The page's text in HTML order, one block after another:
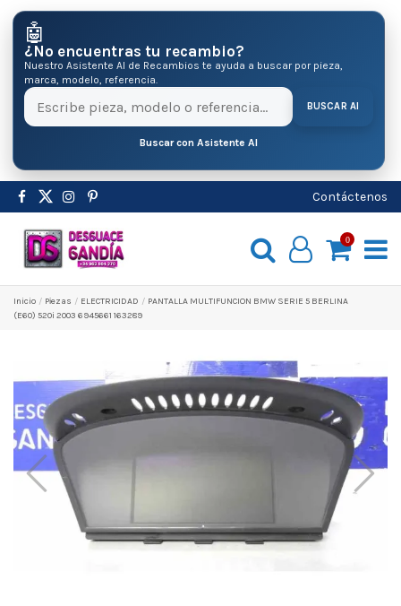
🤖
¿No encuentras tu recambio?
Nuestro Asistente AI de Recambios te ayuda a buscar por pieza,
marca, modelo, referencia.
BUSCAR AI
Buscar con Asistente AI
Contáctenos
0
Inicio Pіezas ELECTRICIDAD
PANTALLA MULTIFUNCION BMW SERIE 5 BERLINA
(E60) 520i 2003 6945661 163289